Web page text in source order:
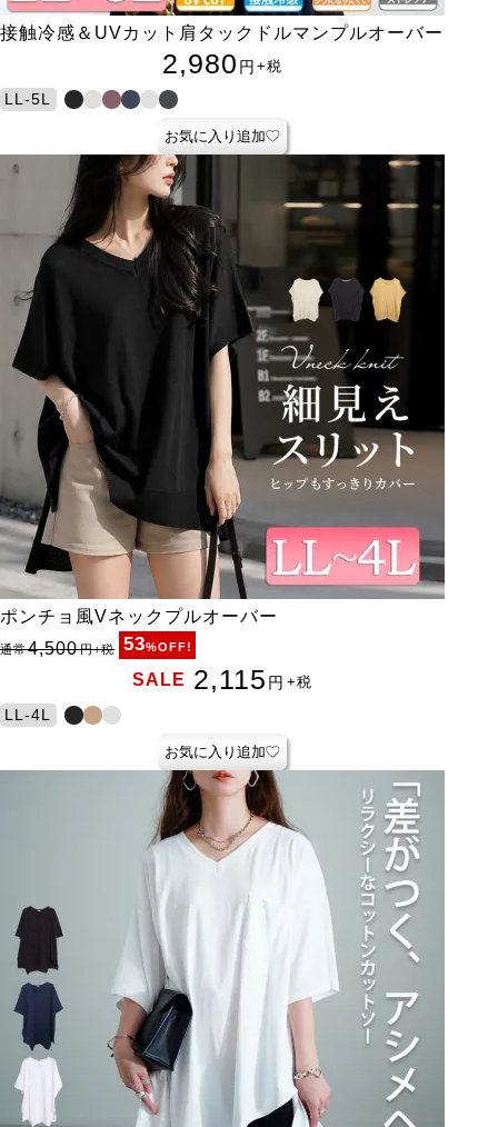
接触冷感＆UVカット肩タックドルマンプルオーバー
2,980 円 +税
LL-5L
お気に入り追加
ポンチョ風Vネックプルオーバー
通常4,500円+税 53%OFF!
SALE 2,115 円 +税
LL-4L
お気に入り追加